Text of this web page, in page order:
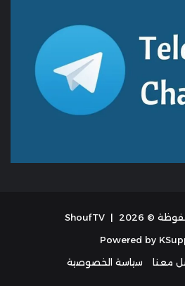
© 2026 |
ShoufTV
Powered by
معنا سياسة الخصوصية